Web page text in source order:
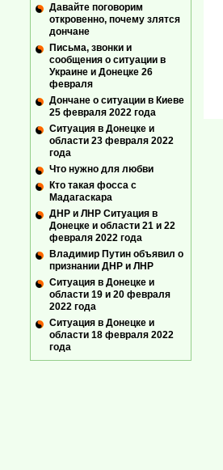
Давайте поговорим
откровенно, почему злятся
дончане
Письма, звонки и
сообщения о ситуации в
Украине и Донецке 26
февраля
Дончане о ситуации в Киеве
25 февраля 2022 года
Ситуация в Донецке и
области 23 февраля 2022
года
Что нужно для любви
Кто такая фосса с
Мадагаскара
ДНР и ЛНР Ситуация в
Донецке и области 21 и 22
февраля 2022 года
Владимир Путин объявил о
признании ДНР и ЛНР
Ситуация в Донецке и
области 19 и 20 февраля
2022 года
Ситуация в Донецке и
области 18 февраля 2022
года